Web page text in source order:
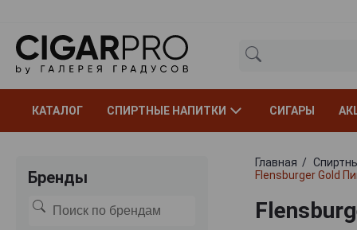
КАТАЛОГ СПИРТНЫЕ НАПИТКИ СИГАРЫ
Бренды
Главная
Flensburger Gold